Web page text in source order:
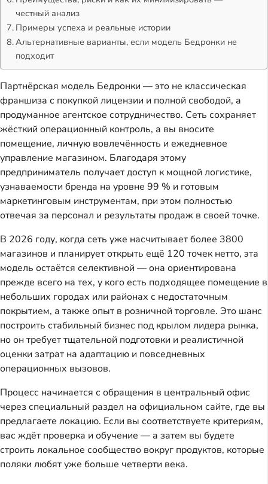
честный анализ
Примеры успеха и реальные истории
Альтернативные варианты, если модель Бедронки не
подходит
Партнёрская модель Бедронки — это не классическая
франшиза с покупкой лицензии и полной свободой, а
продуманное агентское сотрудничество. Сеть сохраняет
жёсткий операционный контроль, а вы вносите
помещение, личную вовлечённость и ежедневное
управление магазином. Благодаря этому
предприниматель получает доступ к мощной логистике,
узнаваемости бренда на уровне 99 % и готовым
маркетинговым инструментам, при этом полностью
отвечая за персонал и результаты продаж в своей точке.
В 2026 году, когда сеть уже насчитывает более 3800
магазинов и планирует открыть ещё 120 точек нетто, эта
модель остаётся селективной — она ориентирована
прежде всего на тех, у кого есть подходящее помещение в
небольших городах или районах с недостаточным
покрытием, а также опыт в розничной торговле. Это шанс
построить стабильный бизнес под крылом лидера рынка,
но он требует тщательной подготовки и реалистичной
оценки затрат на адаптацию и повседневных
операционных вызовов.
Процесс начинается с обращения в центральный офис
через специальный раздел на официальном сайте, где вы
предлагаете локацию. Если вы соответствуете критериям,
вас ждёт проверка и обучение — а затем вы будете
строить локальное сообщество вокруг продуктов, которые
поляки любят уже больше четверти века.